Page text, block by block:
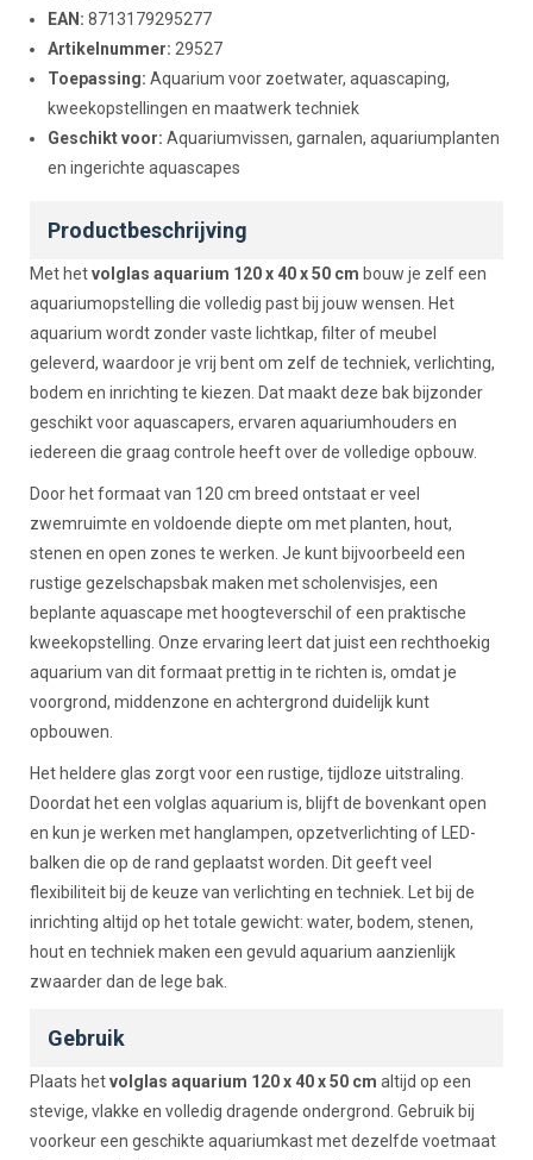
EAN: 8713179295277
Artikelnummer: 29527
Toepassing: Aquarium voor zoetwater, aquascaping,
kweekopstellingen en maatwerk techniek
Geschikt voor: Aquariumvissen, garnalen, aquariumplanten
en ingerichte aquascapes
Productbeschrijving
Met hetvolglas aquarium 120 x 40 x 50 cm bouw je zelf een
aquariumopstelling die volledig past bij jouw wensen. Het
aquarium wordt zonder vaste lichtkap, filter of meubel
geleverd, waardoor je vrij bent om zelf de techniek, verlichting,
bodem en inrichting te kiezen. Dat maakt deze bak bijzonder
geschikt voor aquascapers, ervaren aquariumhouders en
iedereen die graag controle heeft over de volledige opbouw.
Door het formaat van 120 cm breed ontstaat er veel
zwemruimte en voldoende diepte om met planten, hout,
stenen en open zones te werken. Je kunt bijvoorbeeld een
rustige gezelschapsbak maken met scholenvisjes, een
beplante aquascape met hoogteverschil of een praktische
kweekopstelling. Onze ervaring leert dat juist een rechthoekig
aquarium van dit formaat prettig in te richten is, omdat je
voorgrond, middenzone en achtergrond duidelijk kunt
opbouwen.
Het heldere glas zorgt voor een rustige, tijdloze uitstraling.
Doordat het een volglas aquarium is, blijft de bovenkant open
en kun je werken met hanglampen, opzetverlichting of LED-
balken die op de rand geplaatst worden. Dit geeft veel
flexibiliteit bij de keuze van verlichting en techniek. Let bij de
inrichting altijd op het totale gewicht: water, bodem, stenen,
hout en techniek maken een gevuld aquarium aanzienlijk
zwaarder dan de lege bak.
Gebruik
Plaats hetvolglas aquarium 120 x 40 x 50 cm altijd op een
stevige, vlakke en volledig dragende ondergrond. Gebruik bij
voorkeur een geschikte aquariumkast met dezelfde voetmaat